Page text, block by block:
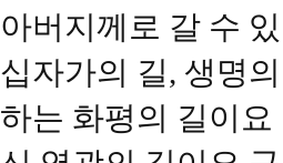
아버지께로 갈 수
십자가의 길, 생명
하는 화평의 길이